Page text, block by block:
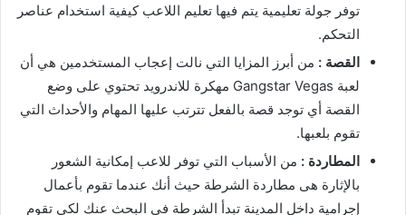
توفر جولة تعليمية يتم فيها تعليم اللاعب كيفية استخدام عناصر
التحكم.
القصة : من أبرز المزايا التي نالت إعجاب المستخدمين هي أن
لعبة Gangstar Vegas مهكرة للاندرويد تحتوي على وضع
القصة أي توجد قصة بالفعل تترتب عليها المهام والأحداث التي
تقوم بلعبها.
المطاردة : من الأسباب التي توفر للاعب إمكانية الشعور
بالإثارة هى مطاردة الشرطة حيث أنك عندما تقوم بأعمال
إجرامية داخل المدينة تبدأ الشرطة في البحث عنك لكي تقوم